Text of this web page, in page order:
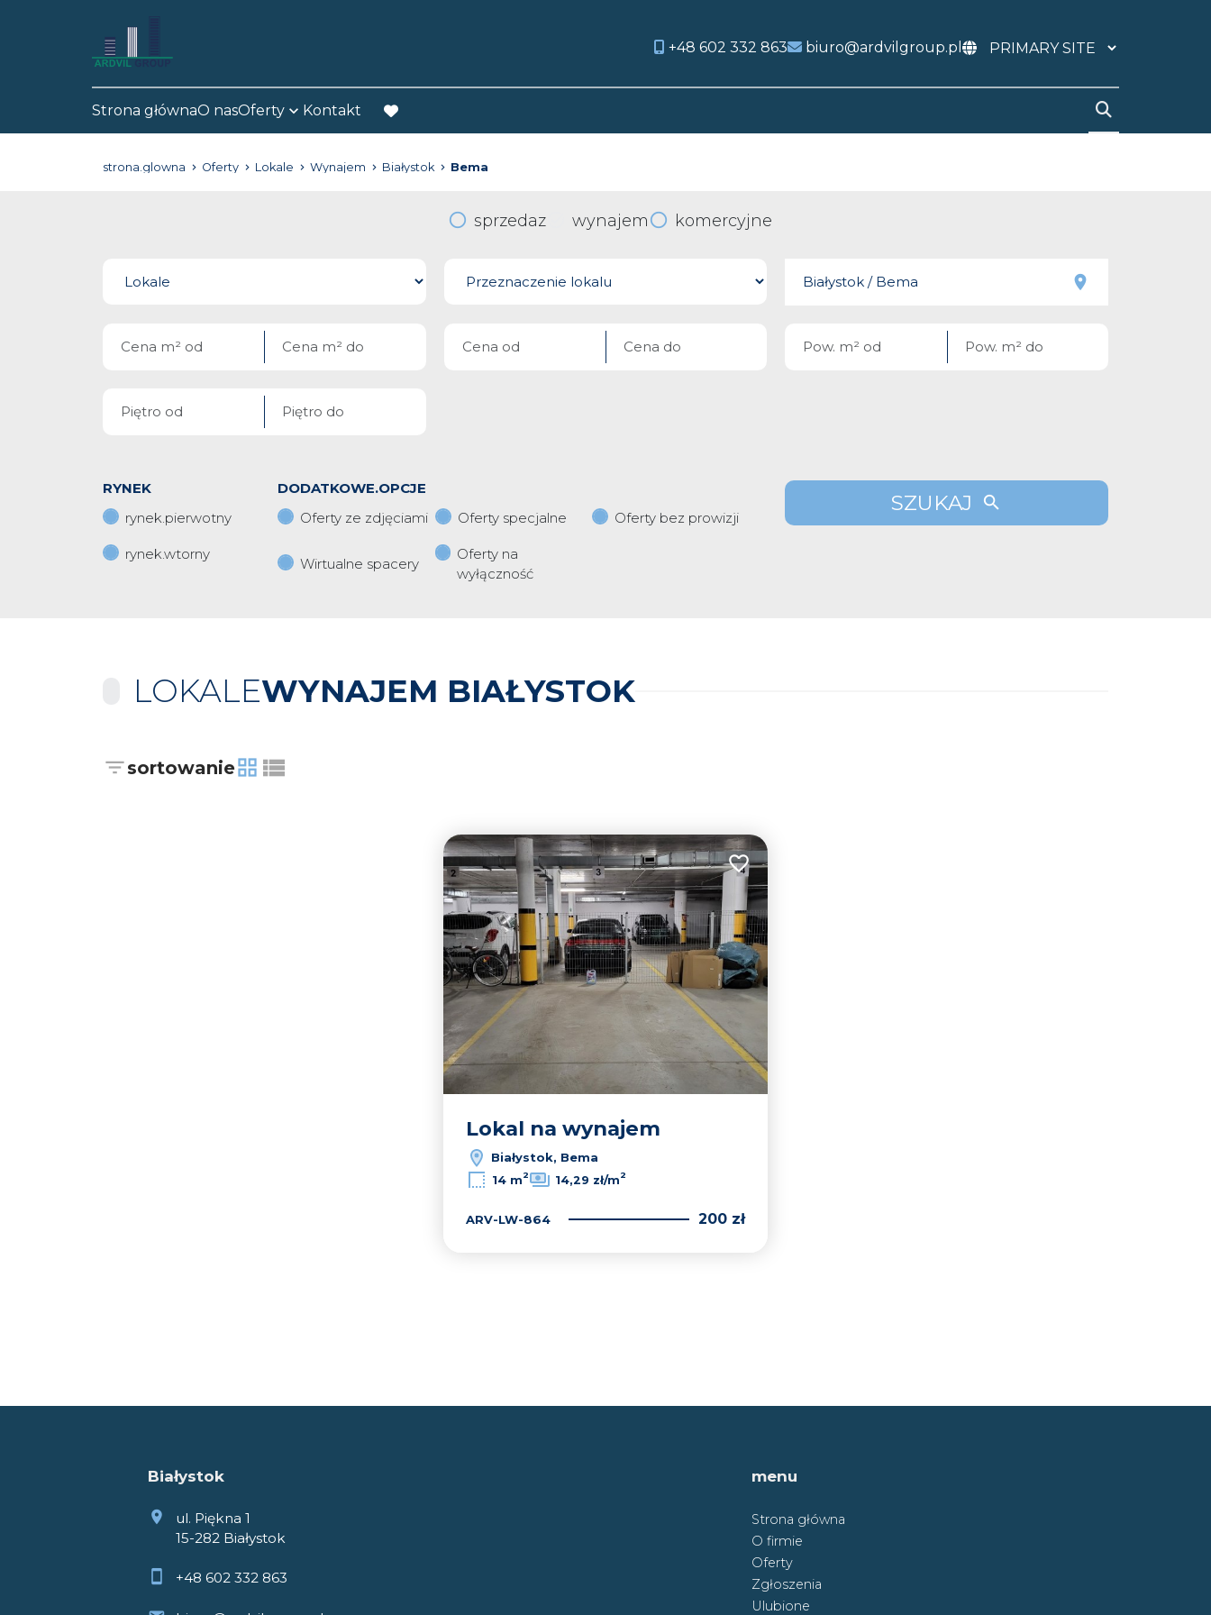
+48 602 332 863 biuro@ardvilgroup.pl
Strona głównaO nasOferty Kontakt
favorite
strona.glowna Oferty Lokale Wynajem Białystok Bema
sprzedaz wynajem komercyjne
RYNEK
rynek.pierwotny
rynek.wtorny
DODATKOWE.OPCJE
Oferty ze zdjęciami
Oferty specjalne Oferty bez prowizji
Wirtualne spacery
Oferty na
wyłączność
SZUKAJ
LOKALEWYNAJEM BIAŁYSTOK
sortowanie
tabela
lista
Dodaj do ulubionych
Lokal na wynajem
Białystok, Bema
14 m2 14,29 zł/m2
ARV-LW-864 200 zł
Białystok
ul. Piękna 1
15-282 Białystok
+48 602 332 863
menu
Strona główna
O firmie
Oferty
Zgłoszenia
Ulubione